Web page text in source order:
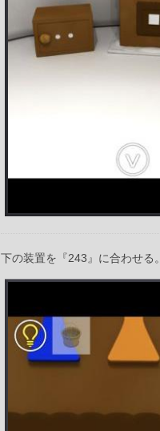
下の装置を『243』に合わせる。